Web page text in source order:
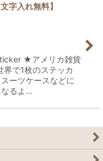
字入れ無料】
★アメリカ雑貨
で1枚のステッカ
ーツケースなどに
なるよ…